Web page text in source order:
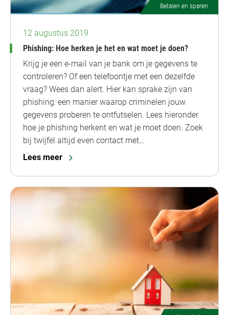
Betalen en sparen
12 augustus 2019
Phishing: Hoe herken je het en wat moet je doen?
Krijg je een e-mail van je bank om je gegevens te
controleren? Of een telefoontje met een dezelfde
vraag? Wees dan alert. Hier kan sprake zijn van
phishing: een manier waarop criminelen jouw
gegevens proberen te ontfutselen. Lees hieronder
hoe je phishing herkent en wat je moet doen. Zoek
bij twijfel altijd even contact met…
Lees meer